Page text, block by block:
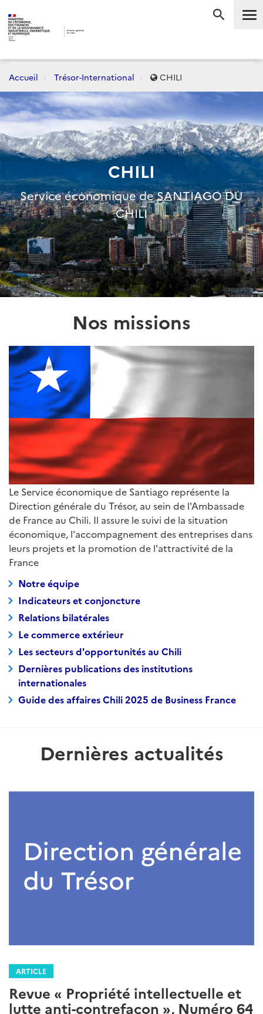
Accueil Trésor-International CHILI
CHILI
Service économique de SANTIAGO DU
CHILI
Nos missions
Le Service économique de Santiago représente la
Direction générale du Trésor, au sein de l'Ambassade
de France au Chili. Il assure le suivi de la situation
économique, l'accompagnement des entreprises dans
leurs projets et la promotion de l'attractivité de la
France
Notre équipe
Indicateurs et conjoncture
Relations bilatérales
Le commerce extérieur
Les secteurs d'opportunités au Chili
Dernières publications des institutions
internationales
Guide des affaires Chili 2025 de Business France
Dernières actualités
ARTICLE
Revue « Propriété intellectuelle et
lutte anti-contrefaçon », Numéro 64